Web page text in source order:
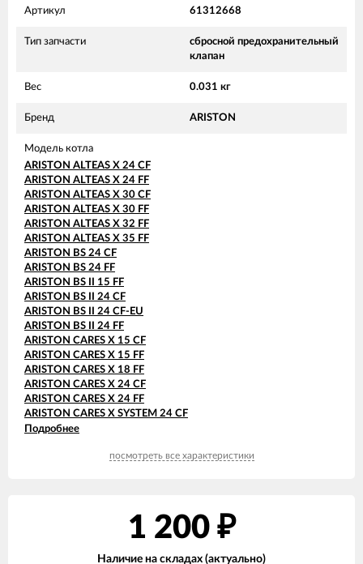
Артикул 61312668
Тип запчасти
сбросной предохранительный
клапан
Вес 0.031 кг
Бренд ARISTON
Модель котла
ARISTON ALTEAS X 24 CF
ARISTON ALTEAS X 24 FF
ARISTON ALTEAS X 30 CF
ARISTON ALTEAS X 30 FF
ARISTON ALTEAS X 32 FF
ARISTON ALTEAS X 35 FF
ARISTON BS 24 CF
ARISTON BS 24 FF
ARISTON BS II 15 FF
ARISTON BS II 24 CF
ARISTON BS II 24 CF-EU
ARISTON BS II 24 FF
ARISTON CARES X 15 CF
ARISTON CARES X 15 FF
ARISTON CARES X 18 FF
ARISTON CARES X 24 CF
ARISTON CARES X 24 FF
ARISTON CARES X SYSTEM 24 CF
ARISTON CARES X SYSTEM 24 FF
ARISTON CLAS 24 FF
ARISTON CLAS B 28 FF
ARISTON CLAS B EVO 28 FF
Подробнее
посмотреть все характеристики
1 200 ₽
Наличие на складах (актуально)